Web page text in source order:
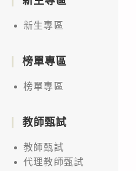
新生專區
榜單專區
榜單專區
教師甄試
教師甄試
代理教師甄試